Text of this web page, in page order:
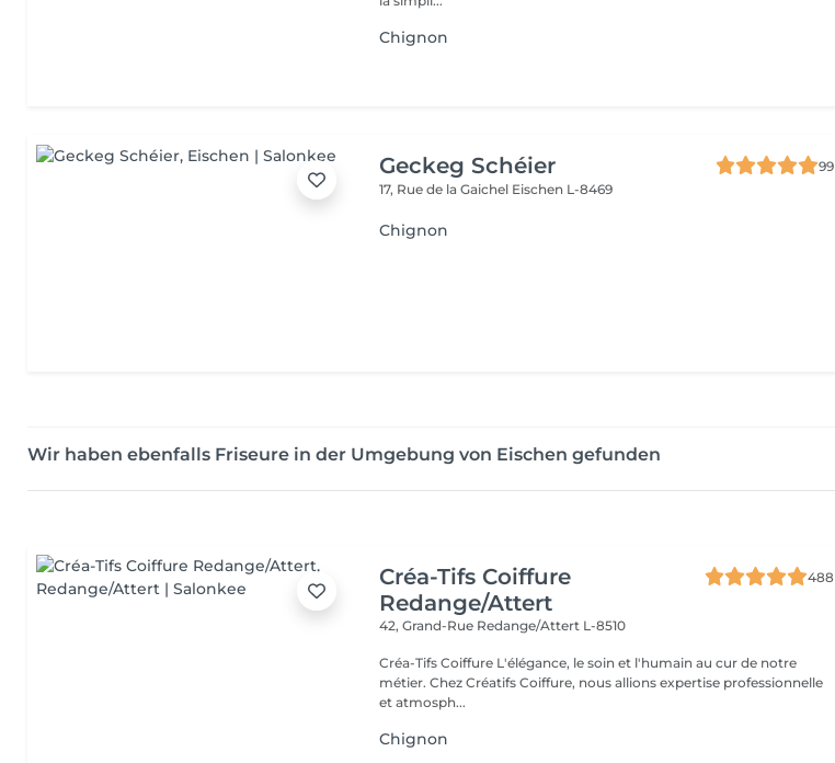
Chignon
Geckeg Schéier
99
17, Rue de la Gaichel Eischen L-8469
Chignon
Wir haben ebenfalls Friseure in der Umgebung von Eischen gefunden
Créa-Tifs Coiffure
Redange/Attert
488
42, Grand-Rue Redange/Attert L-8510
Créa-Tifs Coiffure L'élégance, le soin et l'humain au cur de notre
métier. Chez Créatifs Coiffure, nous allions expertise professionnelle
et atmosph...
Chignon